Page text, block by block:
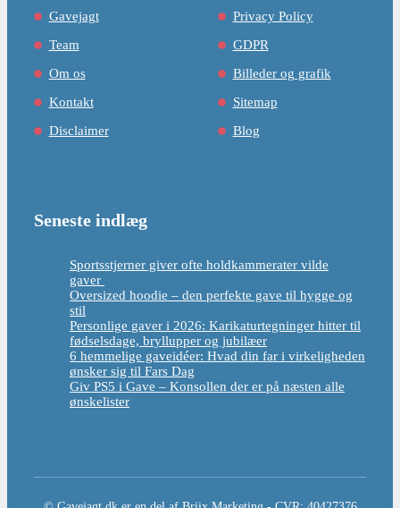
Gavejagt
Team
Om os
Kontakt
Disclaimer
Privacy Policy
GDPR
Billeder og grafik
Sitemap
Blog
Seneste indlæg
Sportsstjerner giver ofte holdkammerater vilde
gaver
Oversized hoodie – den perfekte gave til hygge og
stil
Personlige gaver i 2026: Karikaturtegninger hitter til
fødselsdage, bryllupper og jubilæer
6 hemmelige gaveidéer: Hvad din far i virkeligheden
ønsker sig til Fars Dag
Giv PS5 i Gave – Konsollen der er på næsten alle
ønskelister